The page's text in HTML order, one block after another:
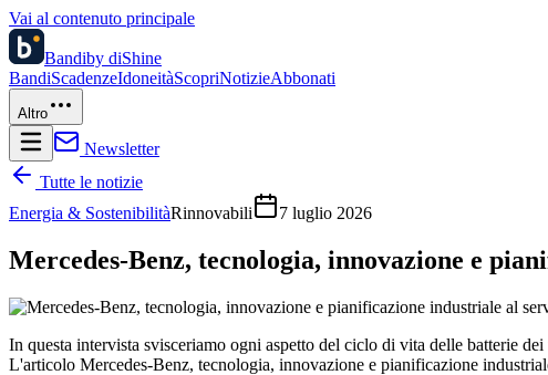
Vai al contenuto principale
Bandiby diShine
BandiScadenzeIdoneitàScopriNotizieAbbonati
Altro
Newsletter
Tutte le notizie
Energia & SostenibilitàRinnovabili 7 luglio 2026
Mercedes-Benz, tecnologia, innovazione e
In questa intervista svisceriamo ogni aspetto del ciclo di vita delle batterie
L'articolo Mercedes-Benz, tecnologia, innovazione e pianificazione